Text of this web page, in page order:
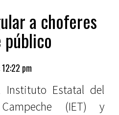
a choferes
pm
Instituto Estatal del
(IET) y